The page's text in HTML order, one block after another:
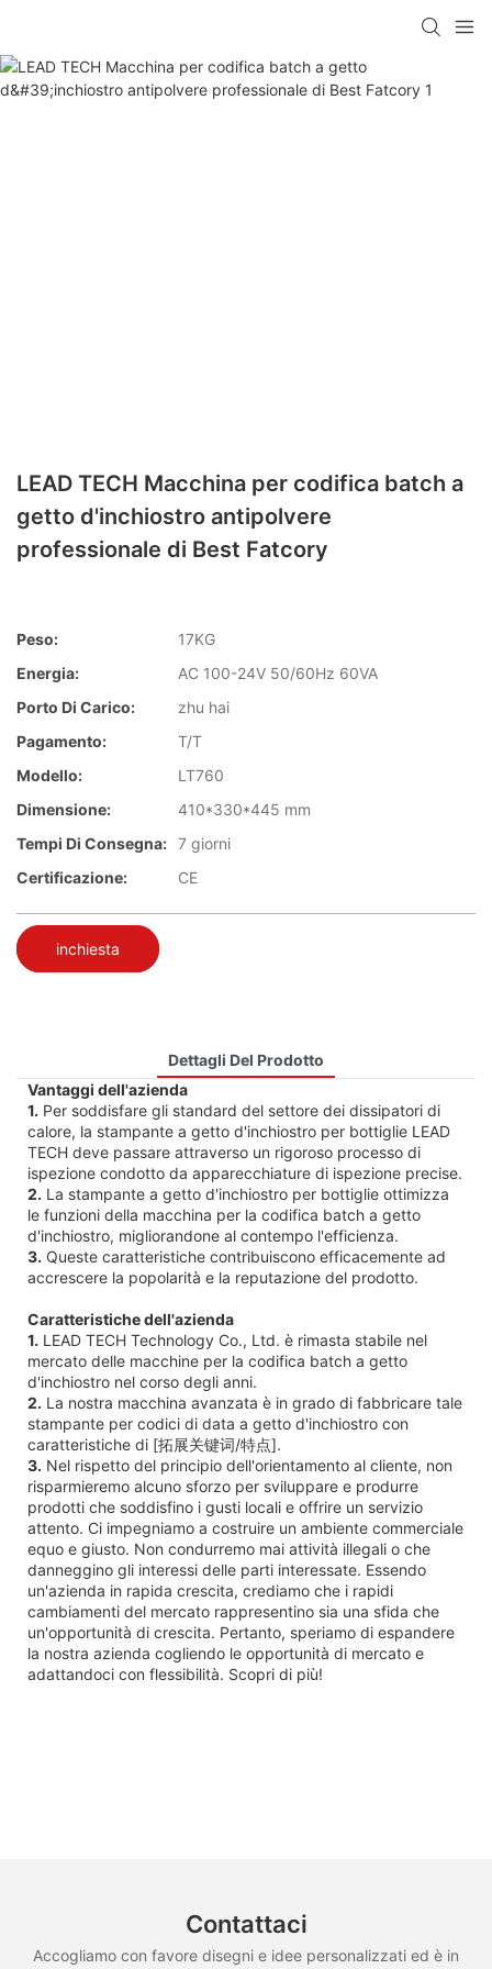
LEAD TECH Macchina per codifica batch a
getto d'inchiostro antipolvere
professionale di Best Fatcory
Peso:
17KG
Energia:
AC 100-24V 50/60Hz 60VA
Porto Di Carico:
zhu hai
Pagamento:
T/T
Modello:
LT760
Dimensione:
410*330*445 mm
Tempi Di Consegna: 7 giorni
Certificazione:
CE
inchiesta
Dettagli Del Prodotto
Vantaggi dell'azienda
1. Per soddisfare gli standard del settore dei dissipatori di
calore, la stampante a getto d'inchiostro per bottiglie LEAD
TECH deve passare attraverso un rigoroso processo di
ispezione condotto da apparecchiature di ispezione precise.
2. La stampante a getto d'inchiostro per bottiglie ottimizza
le funzioni della macchina per la codifica batch a getto
d'inchiostro, migliorandone al contempo l'efficienza.
3. Queste caratteristiche contribuiscono efficacemente ad
accrescere la popolarità e la reputazione del prodotto.
Caratteristiche dell'azienda
1. LEAD TECH Technology Co., Ltd. è rimasta stabile nel
mercato delle macchine per la codifica batch a getto
d'inchiostro nel corso degli anni.
2. La nostra macchina avanzata è in grado di fabbricare tale
stampante per codici di data a getto d'inchiostro con
caratteristiche di [拓展关键词/特点].
3. Nel rispetto del principio dell'orientamento al cliente, non
risparmieremo alcuno sforzo per sviluppare e produrre
prodotti che soddisfino i gusti locali e offrire un servizio
attento. Ci impegniamo a costruire un ambiente commerciale
equo e giusto. Non condurremo mai attività illegali o che
danneggino gli interessi delle parti interessate. Essendo
un'azienda in rapida crescita, crediamo che i rapidi
cambiamenti del mercato rappresentino sia una sfida che
un'opportunità di crescita. Pertanto, speriamo di espandere
la nostra azienda cogliendo le opportunità di mercato e
adattandoci con flessibilità. Scopri di più!
Contattaci
Accogliamo con favore disegni e idee personalizzati ed è in